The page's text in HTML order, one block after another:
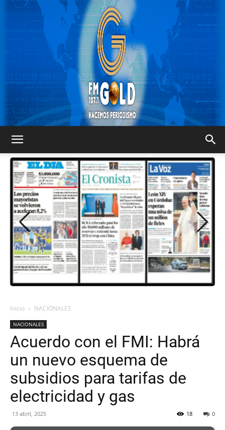
GOLD
ORAN
107.1
Inicio NACIONALES
NACIONALES
Acuerdo con el FMI: Habrá
un nuevo esquema de
subsidios para tarifas de
electricidad y gas
13 abril, 2025 0
18